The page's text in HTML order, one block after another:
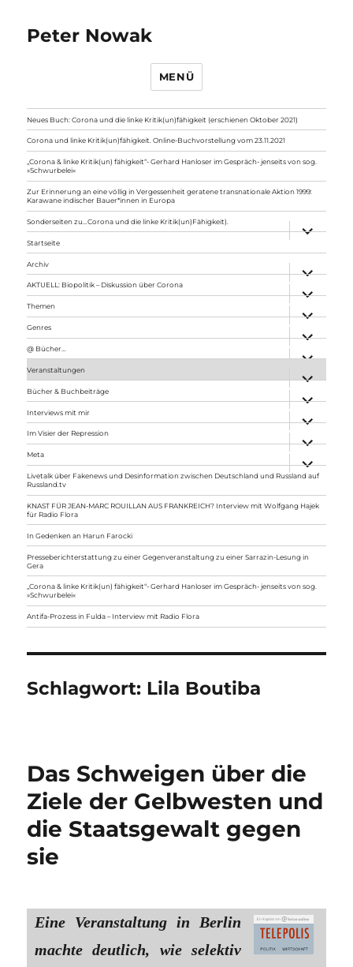
Peter Nowak
MENÜ
Neues Buch: Corona und die linke Kritik(un)fähigkeit (erschienen Oktober 2021)
Corona und linke Kritik(un)fähigkeit. Online-Buchvorstellung vom 23.11.2021
„Corona & linke Kritik(un) fähigkeit“- Gerhard Hanloser im Gespräch- jenseits von sog.
»Schwurbelei«
Zur Erinnerung an eine völlig in Vergessenheit geratene transnationale Aktion 1999:
Karawane indischer Bauer*innen in Europa
Sonderseiten zu…Corona und die linke Kritik(un)Fähigkeit).
anzeigen
Startseite
Archiv
anzeigen
AKTUELL: Biopolitik – Diskussion über Corona
anzeigen
Themen
anzeigen
Genres
anzeigen
@ Bücher…
Veranstaltungen
anzeigen
Bücher & Buchbeiträge
anzeigen
Interviews mit mir
anzeigen
Im Visier der Repression
anzeigen
Meta
anzeigen
Livetalk über Fakenews und Desinformation zwischen Deutschland und Russland auf
Russland.tv
KNAST FÜR JEAN-MARC ROUILLAN AUS FRANKREICH? Interview mit Wolfgang Hajek
für Radio Flora
In Gedenken an Harun Farocki
Presseberichterstattung zu einer Gegenveranstaltung zu einer Sarrazin-Lesung in
Gera
„Corona & linke Kritik(un) fähigkeit“- Gerhard Hanloser im Gespräch- jenseits von sog.
»Schwurbelei«
Antifa-Prozess in Fulda – Interview mit Radio Flora
Schlagwort: Lila Boutiba
Das Schweigen über die
Ziele der Gelbwesten und
die Staatsgewalt gegen
sie
Eine Veranstaltung in Berlin
machte deutlich, wie selektiv